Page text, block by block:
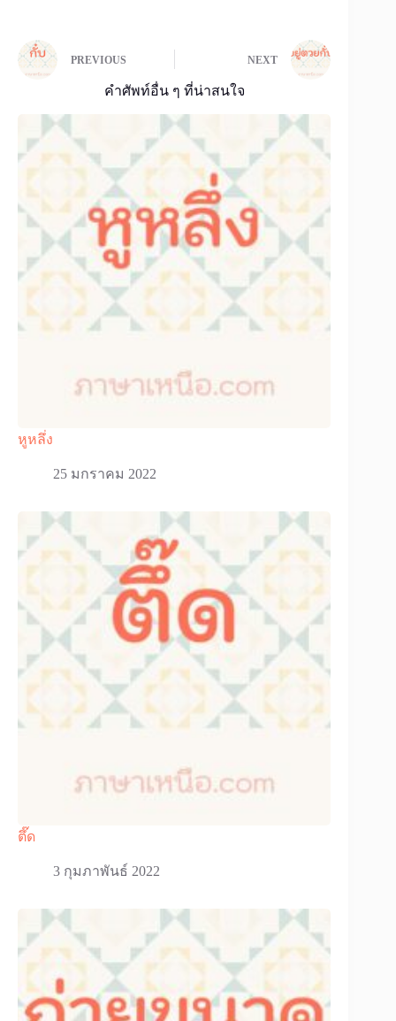
PREVIOUS NEXT
คำศัพท์อื่น ๆ ที่น่าสนใจ
หูหลึ่ง
25 มกราคม 2022
ตึ๊ด
3 กุมภาพันธ์ 2022